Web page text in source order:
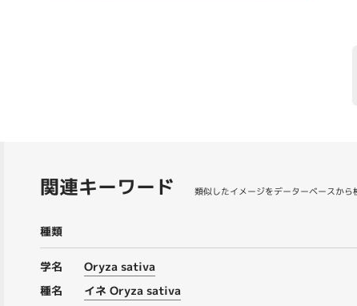
関連キーワード 類似したイメージをデーターベースから
種類
学名
Oryza sativa
種名
イネ Oryza sativa